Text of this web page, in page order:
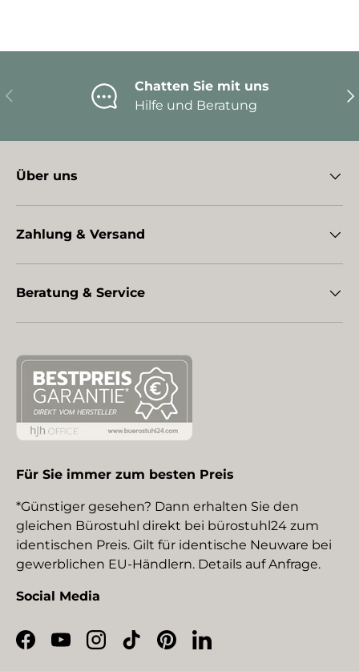
Vorherige
Chatten Sie mit uns
Hilfe und Beratung
Über uns
Zahlung & Versand
Beratung & Service
Für Sie immer zum besten Preis
*Günstiger gesehen? Dann erhalten Sie den
gleichen Bürostuhl direkt bei bürostuhl24 zum
identischen Preis. Gilt für identische Neuware bei
gewerblichen EU-Händlern. Details auf Anfrage.
Social Media
Facebook
YouTubeInstagram
TikTokPinterestLinkedIn